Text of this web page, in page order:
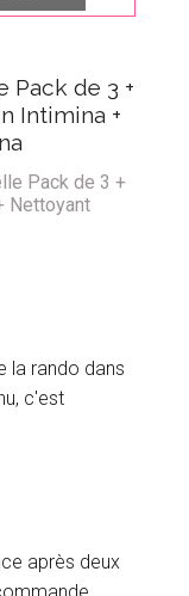
Pack de 3 +
Intimina +
Pack de 3 +
Nettoyant
la rando dans
c'est
après deux